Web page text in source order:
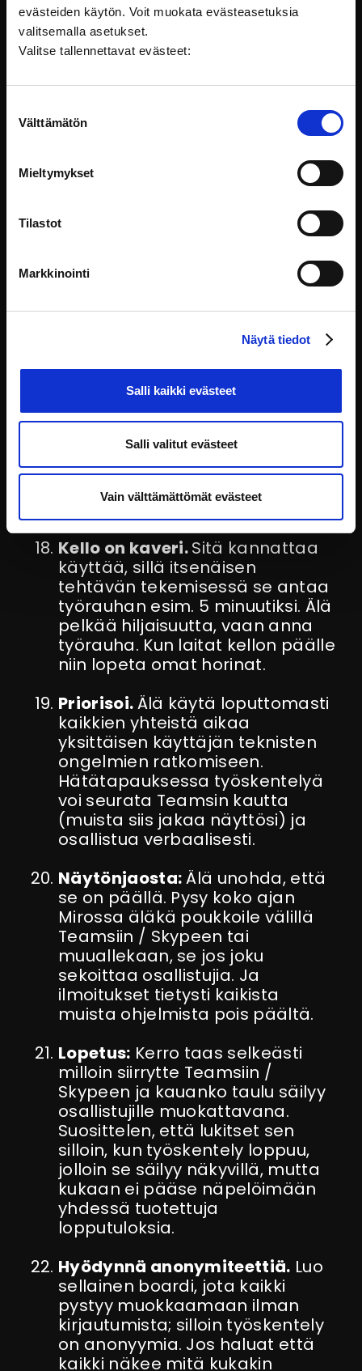
evästeiden käytön. Voit muokata evästeasetuksia
valitsemalla asetukset.
Valitse tallennettavat evästeet:
valinta
Välttämätön
Mieltymykset
Tilastot
Markkinointi
Näytä tiedot
Salli kaikki evästeet
Salli valitut evästeet
Vain välttämättömät evästeet
Osallistujanäkymä.Jos operoit
tiimi-lisenssillä, sinun näkymäsi
on vähän erilainen kuin
kirjautumattomien osallistujien.
osallistuja-näkymää.
Äänestystoiminnon ääntenlasku
latautua hitaasti osalle
käyttäjistä. Ota lopputuloksesta
ruutukaappaus ja jaa taululle
samantien. Silloin se näkyy
jää kivasti talteen. Äänestyksistä
on muuten paljon vaihtoehtoja;
tutki niitä ja mieti mikä sopii
parhaiten tilanteeseen.
Käytä Notesia.Miron
maailman parhaat, joten ohjeet
ja muistiinpanot kannattaa
tehdä Notes-työkalulla, joka
Kello on kaveri.Sitä kannattaa
käyttää, sillä itsenäisen
tehtävän tekemisessä se antaa
työrauhan esim. 5 minuutiksi. Älä
pelkää hiljaisuutta, vaan anna
työrauha. Kun laitat kellon päälle
niin lopeta omat horinat.
Priorisoi.Älä käytä loputtomasti
kaikkien yhteistä aikaa
yksittäisen käyttäjän teknisten
ongelmien ratkomiseen.
Hätätapauksessa työskentelyä
voi seurata Teamsin kautta
(muista siis jakaa näyttösi) ja
osallistua verbaalisesti.
Näytönjaosta:Älä unohda, että
se on päällä. Pysy koko ajan
Mirossa äläkä poukkoile välillä
Teamsiin / Skypeen tai
muuallekaan, se jos joku
sekoittaa osallistujia. Ja
ilmoitukset tietysti kaikista
muista ohjelmista pois päältä.
Lopetus: Kerro taas selkeästi
milloin siirrytte Teamsiin /
Skypeen ja kauanko taulu säilyy
osallistujille muokattavana.
Suosittelen, että lukitset sen
silloin, kun työskentely loppuu,
jolloin se säilyy näkyvillä, mutta
kukaan ei pääse näpelöimään
yhdessä tuotettuja
lopputuloksia.
Hyödynnä anonymiteettiä. Luo
sellainen boardi, jota kaikki
pystyy muokkaamaan ilman
kirjautumista; silloin työskentely
on anonyymia. Jos haluat että
kaikki näkee mitä kukakin